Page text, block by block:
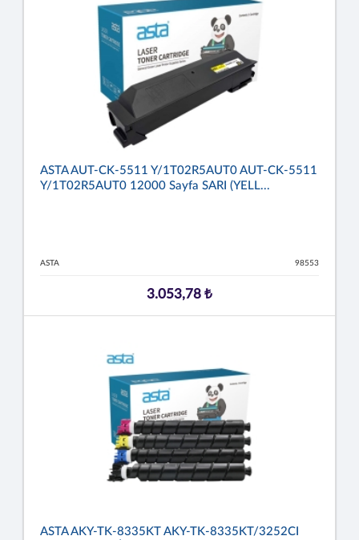
ASTA AUT-CK-5511 Y/1T02R5AUT0 AUT-CK-5511
Y/1T02R5AUT0 12000 Sayfa SARI (YELL...
ASTA 98553
3.053,78 ₺
ASTA AKY-TK-8335KT AKY-TK-8335KT/3252CI